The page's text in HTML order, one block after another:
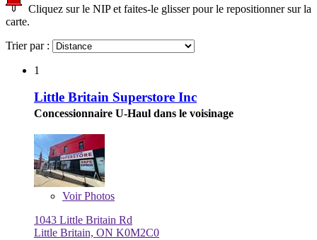
Cliquez sur le NIP et faites-le glisser pour le repositionner sur la
carte.
Trier par :
1
Little Britain Superstore Inc
Concessionnaire U-Haul dans le voisinage
VoirPhotos
1043 Little Britain Rd
Little Britain, ON K0M2C0